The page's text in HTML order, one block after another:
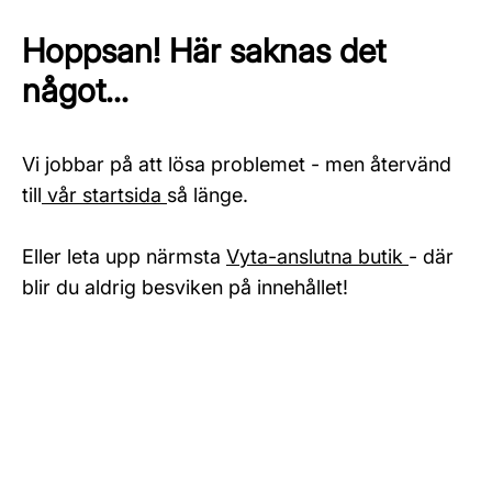
Hoppsan! Här saknas det
något...
Vi jobbar på att lösa problemet - men återvänd
till vår startsida så länge.
Eller leta upp närmsta Vyta-anslutna butik - där
blir du aldrig besviken på innehållet!